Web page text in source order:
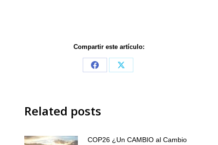
Compartir este artículo:
Share
Share
Related posts
COP26 ¿Un CAMBIO al Cambio